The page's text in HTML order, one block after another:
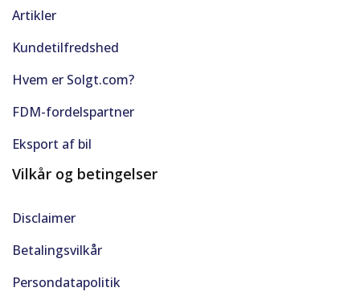
Artikler
Kundetilfredshed
Hvem er Solgt.com?
FDM-fordelspartner
Eksport af bil
Vilkår og betingelser
Disclaimer
Betalingsvilkår
Persondatapolitik